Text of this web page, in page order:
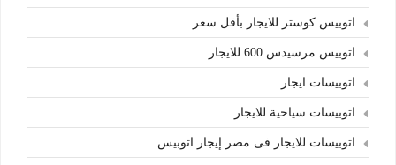
اتوبيس كوستر للايجار بأقل سعر
اتوبيس مرسيدس 600 للايجار
اتوبيسات ايجار
اتوبيسات سياحية للايجار
اتوبيسات للايجار فى مصر إيجار اتوبيس